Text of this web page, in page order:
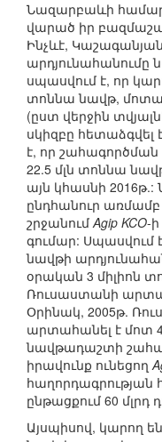
Նազարբաևի
վարած իր
Ինչևէ,
արդյունահանումը
սպասվում է, որ
տոննա նավթ,
(ըստ վերջին
սկիզբը հետաձգվել
է, որ
22.5 մլն տոննա
այն կհասնի
ընդհանուր
շրջանումAgip KCO-
գումար: Սպասվում
նավթի
օրական 3 միլիոն
Ռուսաստանի
Օրինակ, 2005թ.
արտահանել է մոտ
նավթադաշտի
իրավունք ունեցող
հաղորդագրության
ընթացքում 60 մլրդ
Այսպիսով, կարող